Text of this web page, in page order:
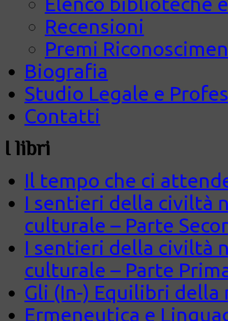
Recensioni
Premi
Biografia
Studio Legale e
Contatti
I libri
Il tempo che ci
I sentieri della civiltà
culturale – Parte
I sentieri della civiltà
culturale – Parte
Gli (In-) Equilibri della
Ermeneutica e